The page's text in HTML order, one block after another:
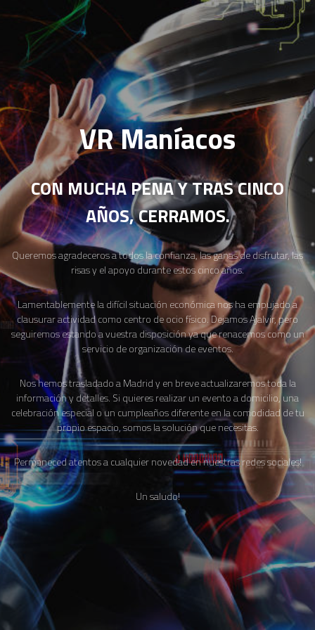
VR Maníacos
CON MUCHA PENA Y TRAS CINCO
AÑOS, CERRAMOS.
Queremos agradeceros a todos la confianza, las ganas de disfrutar, las
risas y el apoyo durante estos cinco años.
Lamentablemente la difícil situación económica nos ha empujado a
clausurar actividad como centro de ocio físico. Dejamos Ajalvir, pero
seguiremos estando a vuestra disposición ya que renacemos como un
servicio de organización de eventos.
Nos hemos trasladado a Madrid y en breve actualizaremos toda la
información y detalles. Si quieres realizar un evento a domicilio, una
celebración especial o un cumpleaños diferente en la comodidad de tu
propio espacio, somos la solución que necesitas.
Permaneced atentos a cualquier novedad en nuestras redes sociales!
Un saludo!